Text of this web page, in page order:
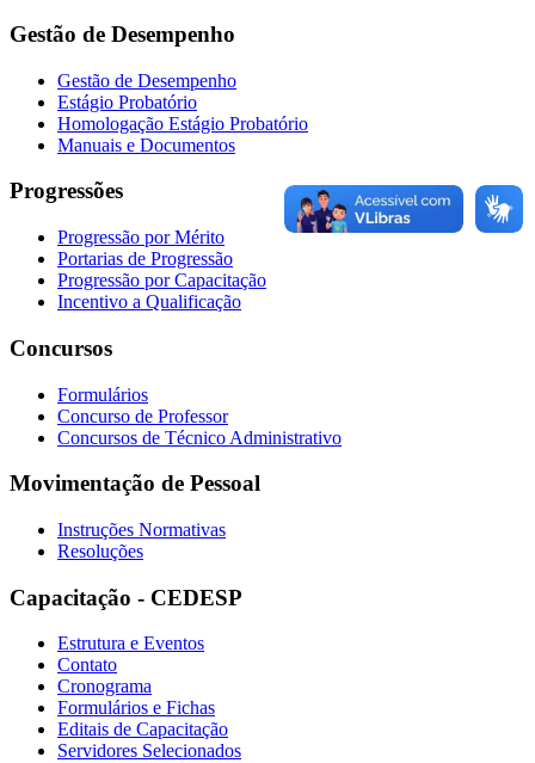
Gestão de Desempenho
Gestão de Desempenho
Estágio Probatório
Homologação Estágio Probatório
Manuais e Documentos
Progressões
Progressão por Mérito
Portarias de Progressão
Progressão por Capacitação
Incentivo a Qualificação
Concursos
Formulários
Concurso de Professor
Concursos de Técnico Administrativo
Movimentação de Pessoal
Instruções Normativas
Resoluções
Capacitação - CEDESP
Estrutura e Eventos
Contato
Cronograma
Formulários e Fichas
Editais de Capacitação
Servidores Selecionados